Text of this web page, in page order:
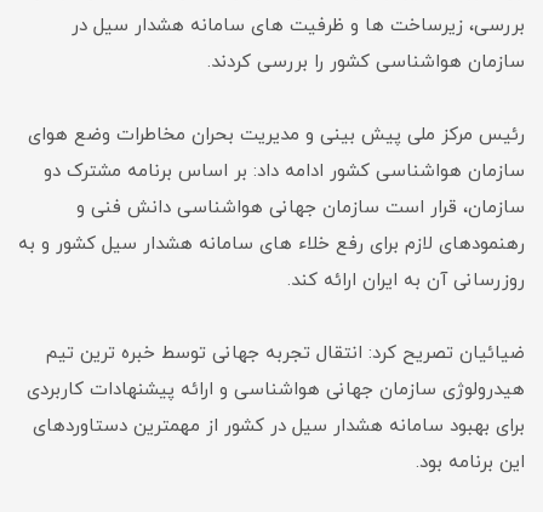
بررسی، زیرساخت ها و ظرفیت های سامانه هشدار سیل در
سازمان هواشناسی کشور را بررسی کردند.
رئیس مرکز ملی پیش بینی و مدیریت بحران مخاطرات وضع هوای
سازمان هواشناسی کشور ادامه داد: بر اساس برنامه مشترک دو
سازمان، قرار است سازمان جهانی هواشناسی دانش فنی و
رهنمودهای لازم برای رفع خلاء های سامانه هشدار سیل کشور و به
روزرسانی آن به ایران ارائه کند.
ضیائیان تصریح کرد: انتقال تجربه جهانی توسط خبره ترین تیم
هیدرولوژی سازمان جهانی هواشناسی و ارائه پیشنهادات کاربردی
برای بهبود سامانه هشدار سیل در کشور از مهمترین دستاوردهای
این برنامه بود.